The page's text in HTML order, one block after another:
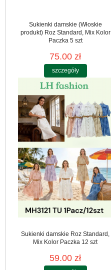
Sukienki damskie (Włoskie
produkt) Roz Standard, Mix Kolor
Paczka 5 szt
75.00 zł
szczegóły
Sukienki damskie Roz Standard,
Mix Kolor Paczka 12 szt
59.00 zł